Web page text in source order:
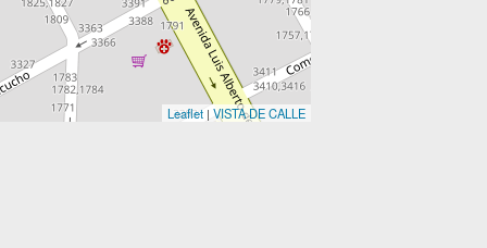
Leaflet | VISTA DE CALLE